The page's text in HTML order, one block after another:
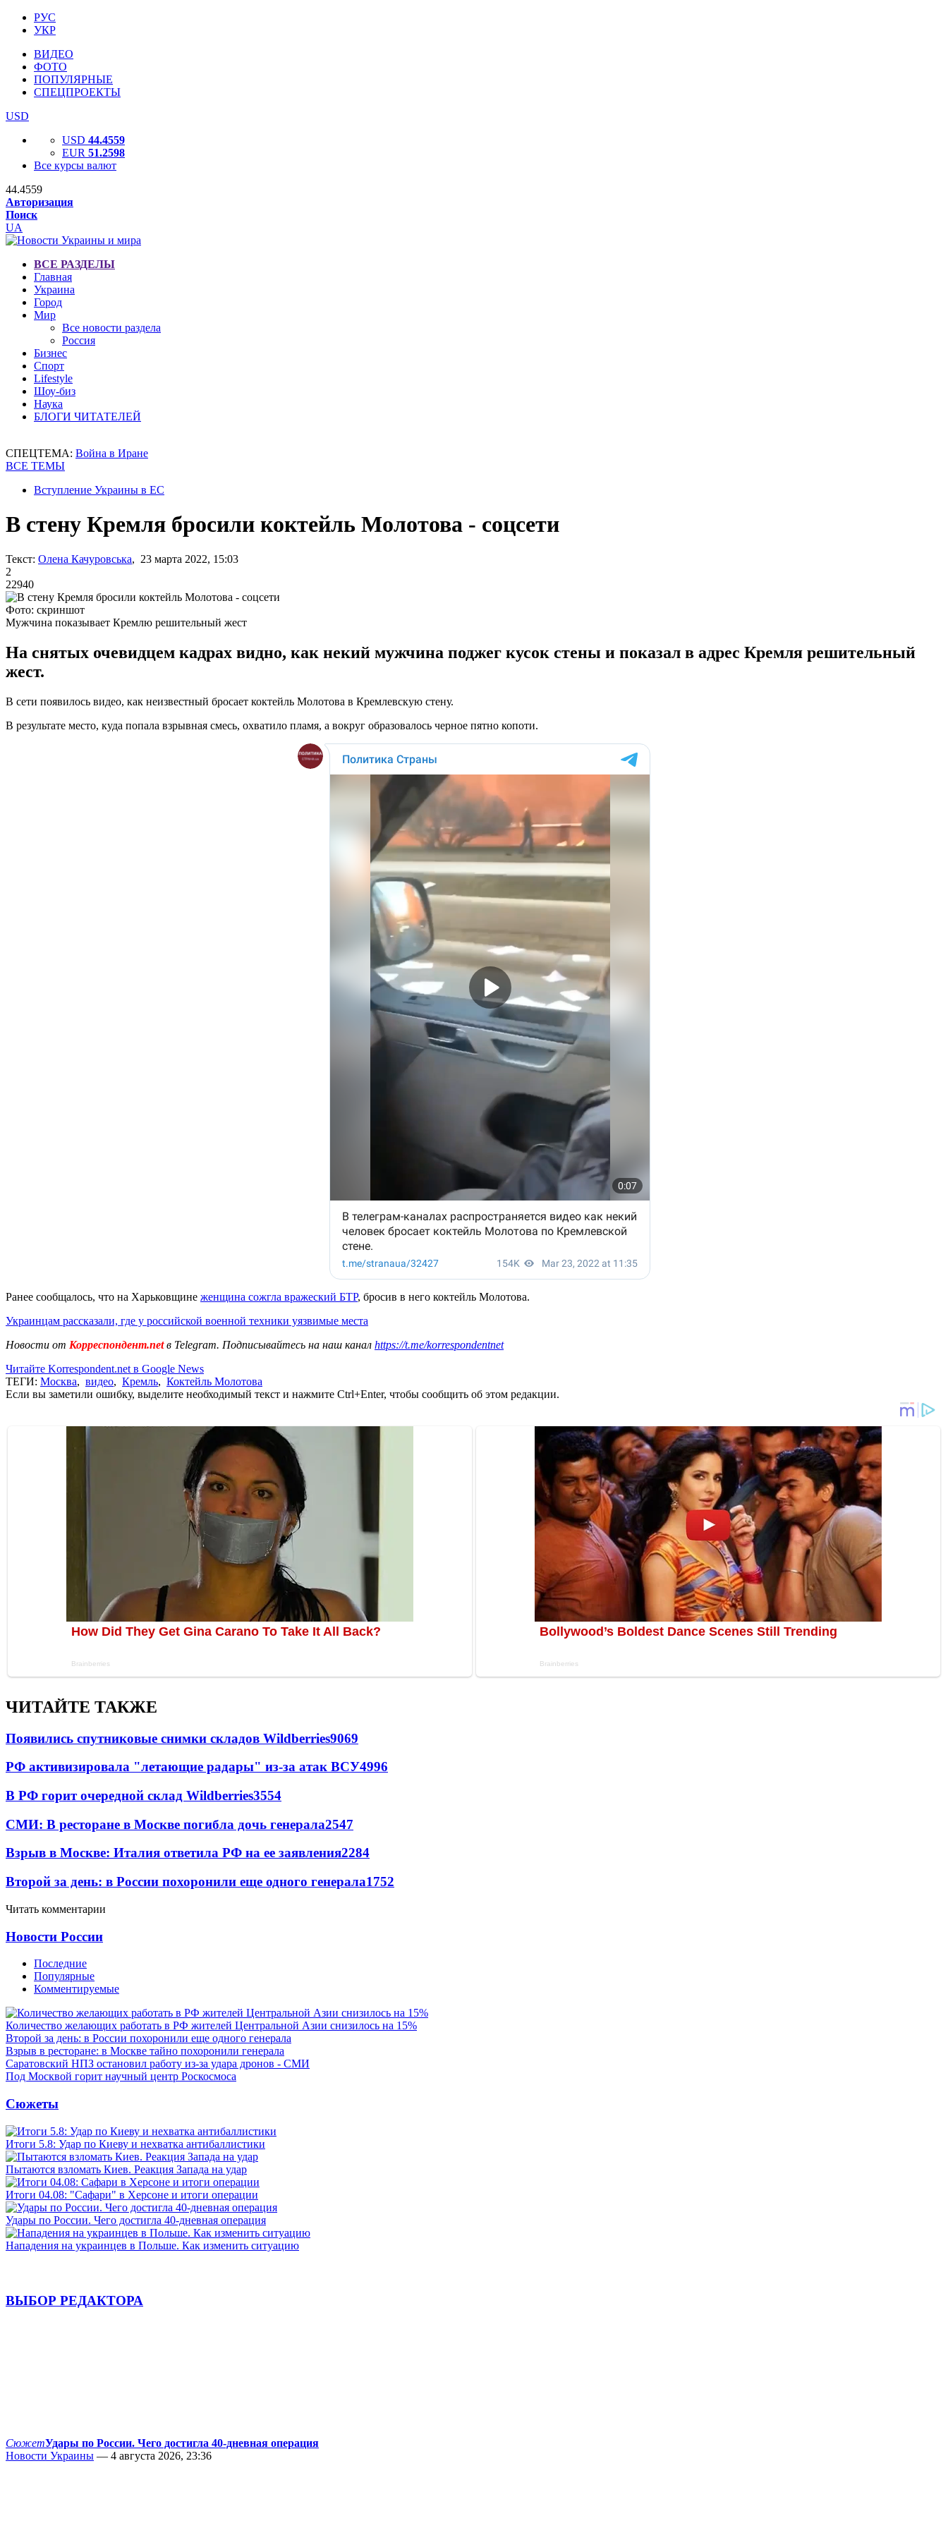
РУС
УКР
ВИДЕО
ФОТО
ПОПУЛЯРНЫЕ
СПЕЦПРОЕКТЫ
USD
USD 44.4559
EUR 51.2598
Все курсы валют
44.4559
Авторизация
Поиск
UA
ВСЕ РАЗДЕЛЫ
Главная
Украина
Город
Мир
Все новости раздела
Россия
Бизнес
Спорт
Lifestyle
Шоу-биз
Наука
БЛОГИ ЧИТАТЕЛЕЙ
СПЕЦТЕМА: Война в Иране
ВСЕ ТЕМЫ
Вступление Украины в ЕС
В стену Кремля бросили коктейль Молотова - соцсети
Текст: Олена Качуровська, 23 марта 2022, 15:03
2
22940
Фото: скриншот
Мужчина показывает Кремлю решительный жест
На снятых очевидцем кадрах видно, как некий мужчина поджег кусок стены и показал в адрес Кремля решительный
жест.
В сети появилось видео, как неизвестный бросает коктейль Молотова в Кремлевскую стену.
В результате место, куда попала взрывная смесь, охватило пламя, а вокруг образовалось черное пятно копоти.
Ранее сообщалось, что на Харьковщине женщина сожгла вражеский БТР, бросив в него коктейль Молотова.
Украинцам рассказали, где у российской военной техники уязвимые места
Новости от Корреспондент.netв Telegram. Подписывайтесь на наш канал https://t.me/korrespondentnet
Читайте Korrespondent.net в Google News
ТЕГИ: Москва, видео, Кремль, Коктейль Молотова
Если вы заметили ошибку, выделите необходимый текст и нажмите Ctrl+Enter, чтобы сообщить об этом редакции.
ЧИТАЙТЕ ТАКЖЕ
Появились спутниковые снимки складов Wildberries9069
РФ активизировала "летающие радары" из-за атак ВСУ4996
В РФ горит очередной склад Wildberries3554
СМИ: В ресторане в Москве погибла дочь генерала2547
Взрыв в Москве: Италия ответила РФ на ее заявления2284
Второй за день: в России похоронили еще одного генерала1752
Читать комментарии
Новости России
Последние
Популярные
Комментируемые
Количество желающих работать в РФ жителей Центральной Азии снизилось на 15%
Второй за день: в России похоронили еще одного генерала
Взрыв в ресторане: в Москве тайно похоронили генерала
Саратовский НПЗ остановил работу из-за удара дронов - СМИ
Под Москвой горит научный центр Роскосмоса
Сюжеты
Итоги 5.8: Удар по Киеву и нехватка антибаллистики
Пытаются взломать Киев. Реакция Запада на удар
Итоги 04.08: "Сафари" в Херсоне и итоги операции
Удары по России. Чего достигла 40-дневная операция
Нападения на украинцев в Польше. Как изменить ситуацию
ВЫБОР РЕДАКТОРА
СюжетУдары по России. Чего достигла 40-дневная операция
Новости Украины — 4 августа 2026, 23:36